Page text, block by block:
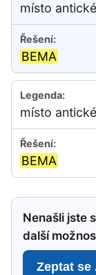
místo
BEMA
místo
BEMA
Nenašli jste
další
Zeptat se